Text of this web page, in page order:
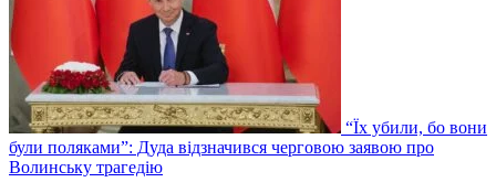
“Їх убили, бо вони
були поляками”: Дуда відзначився черговою заявою про
Волинську трагедію